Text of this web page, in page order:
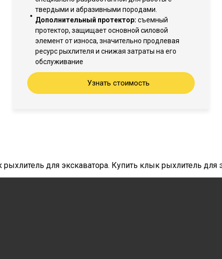
твердыми и абразивными породами.
Дополнительный протектор: съемный
протектор, защищает основной силовой
элемент от износа, значительно продлевая
ресурс рыхлителя и снижая затраты на его
обслуживание
Узнать стоимость
для экскаватора. Купить клык рыхлитель для